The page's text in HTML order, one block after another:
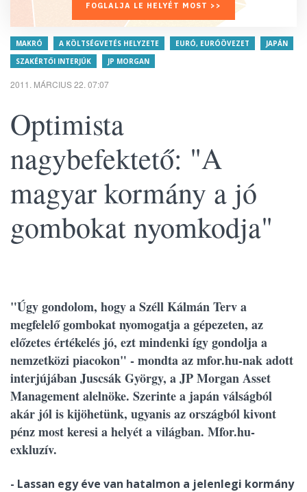
FOGLALJA LE HELYÉT MOST >>
MAKRÓ A KÖLTSÉGVETÉS HELYZETE EURÓ, EURÓÖVEZET
JAPÁN
SZAKÉRTŐI INTERJÚK
JP MORGAN
2011. MÁRCIUS 22. 07:07
Optimista
nagybefektető: "A
magyar kormány a jó
gombokat nyomkodja"
"Úgy gondolom, hogy a Széll Kálmán Terv a
megfelelő gombokat nyomogatja a gépezeten, az
előzetes értékelés jó, ezt mindenki így gondolja a
nemzetközi piacokon" - mondta az mfor.hu-nak adott
interjújában Juscsák György, a JP Morgan Asset
Management alelnöke. Szerinte a japán válságból
akár jól is kijöhetünk, ugyanis az országból kivont
pénz most keresi a helyét a világban. Mfor.hu-
exkluzív.
- Lassan egy éve van hatalmon a jelenlegi kormány